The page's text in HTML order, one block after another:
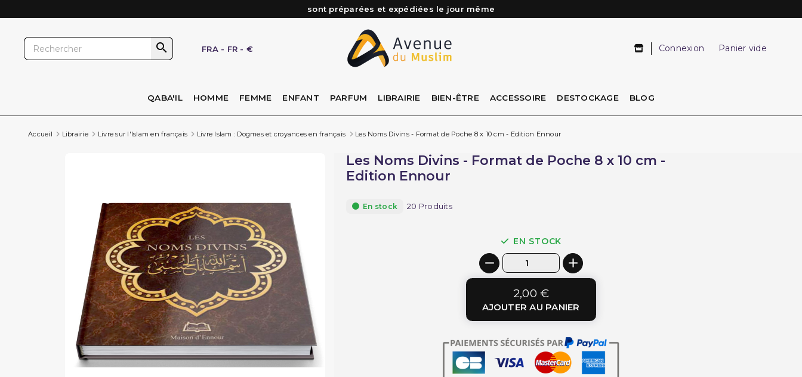
sont préparées et expédiées le jour même
Livraison offerte à partir de 89€ d'achat*
Les Commandes passées avant 15h (lun au Vend)
 FRA - FR - € Connexion Panier vide
QABA'IL HOMME FEMME ENFANT PARFUM LIBRAIRIE BIEN-ÊTRE ACCESSOIRE DESTOCKAGE BLOG
Accueil Librairie Livre sur l'Islam en français Livre Islam : Dogmes et croyances en français Les Noms Divins - Format de Poche 8 x 10 cm - Edition Ennour
Les Noms Divins - Format de Poche 8 x 10 cm -
Edition Ennour
En stock 20 Produits
EN STOCK
2,00 €
AJOUTER AU PANIER